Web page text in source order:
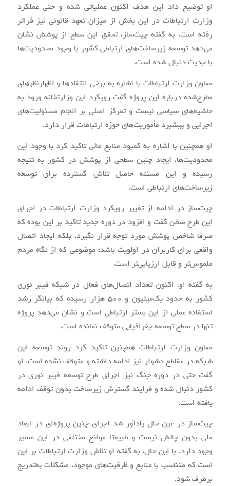
او توضیح داد این هدف اکنون عملیاتی شده و حتی عملکرد
وزارت ارتباطات در این بخش از میزان تعهد قانونی نیز فراتر
رفته است. به گفته چیت‌ساز، تحقق این سطح از پوشش نشان
می‌دهد توسعه زیرساخت‌های ارتباطی کشور با وجود محدودیت‌ها
با جدیت دنبال شده است.
معاون وزارت ارتباطات با اشاره به برخی انتقادها و اظهارنظرهای
مطرح‌شده درباره این پروژه گفت رویکرد این وزارتخانه ورود به
حاشیه‌های سیاسی نیست و تمرکز اصلی بر انجام مسئولیت‌های
اجرایی و پیشبرد مأموریت‌های حوزه ارتباطات قرار دارد.
او همچنین با اشاره به کمبود منابع مالی تاکید کرد با وجود این
محدودیت‌ها، ایجاد چنین سطحی از پوشش در کشور به نتیجه
رسیده و این مسئله حاصل تلاش گسترده برای توسعه
زیرساخت‌های ارتباطی است.
چیت‌ساز در ادامه از تغییر رویکرد وزارت ارتباطات در اجرای
این طرح سخن گفت و افزود در دوره جدید تاکید بر این بوده که
صرفا شاخص پوشش مورد توجه قرار نگیرد، بلکه ایجاد اتصال
واقعی برای کاربران در اولویت باشد؛ موضوعی که از نگاه مردم
ملموس‌تر و قابل ارزیابی‌تر است.
به گفته او، اکنون تعداد اتصال‌های فعال در شبکه فیبر نوری
کشور به حدود یک‌میلیون و ۵۰۰ هزار رسیده که بیانگر رشد
استفاده عملی از این بستر ارتباطی است و نشان می‌دهد پروژه
تنها در سطح توسعه جغرافیایی متوقف نمانده است.
معاون وزارت ارتباطات همچنین تاکید کرد روند توسعه این
شبکه در مقاطع دشوار نیز ادامه داشته و متوقف نشده است. او
گفت حتی در دوره جنگ نیز اجرای طرح توسعه فیبر نوری در
کشور دنبال شده و فرایند گسترش زیرساخت بدون توقف ادامه
یافته است.
چیت‌ساز در عین حال یادآور شد اجرای چنین پروژه‌ای در ابعاد
ملی بدون چالش نیست و طبیعتا موانع مختلفی در این مسیر
وجود دارد. با این حال، به گفته او تلاش وزارت ارتباطات بر این
است که متناسب با منابع و ظرفیت‌های موجود، مشکلات به‌تدریج
برطرف شود.